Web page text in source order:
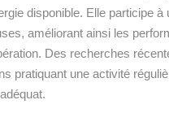
disponible. Elle participe à
améliorant ainsi les
Des recherches
pratiquant une activité